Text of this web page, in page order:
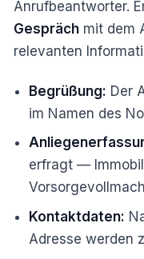
Anrufbeantworter.
Gespräch mit dem
relevanten
Begrüßung: Der
im Namen des
erfragt —
Kontaktdaten:
Adresse werden